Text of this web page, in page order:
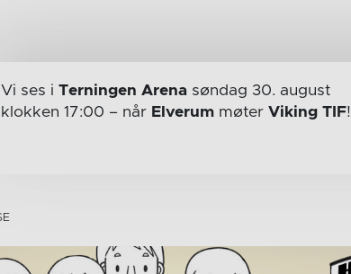
Vi ses i Terningen Arenasøndag 30. august
klokken 17:00 – når Elverummøter Viking TIF!